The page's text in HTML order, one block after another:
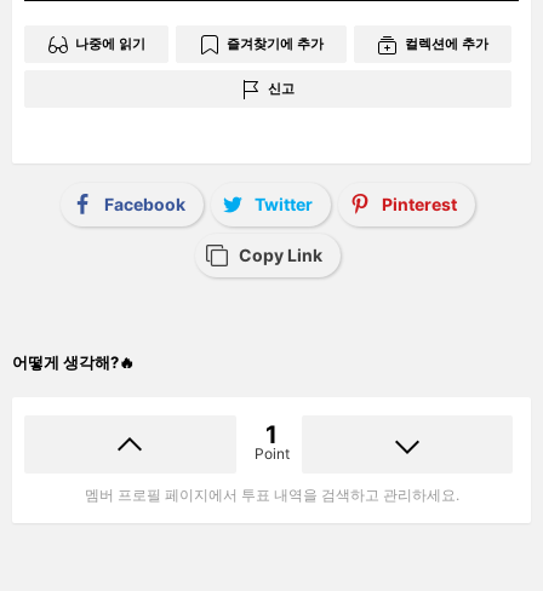
나중에 읽기 즐겨찾기에 추가 컬렉션에 추가
신고
Facebook Twitter Pinterest
Copy Link
어떻게 생각해?🔥
1
Point
멤버 프로필 페이지에서 투표 내역을 검색하고 관리하세요.